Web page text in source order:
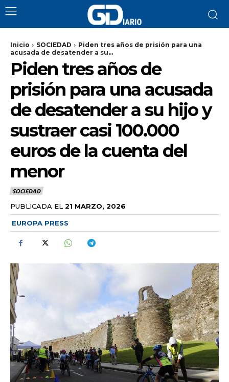
Inicio SOCIEDAD
Piden tres años de prisión para una
acusada de desatender a su...
Piden tres años de
prisión para una acusada
de desatender a su hijo y
sustraer casi 100.000
euros de la cuenta del
menor
SOCIEDAD
PUBLICADA EL 21 MARZO, 2026
EUROPA PRESS